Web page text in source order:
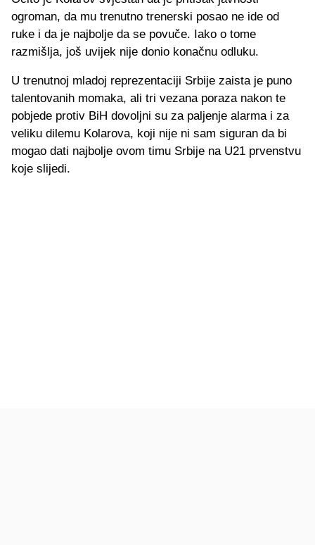
ogroman, da mu trenutno trenerski posao ne ide od
ruke i da je najbolje da se povuče. Iako o tome
razmišlja, još uvijek nije donio konačnu odluku.
U trenutnoj mladoj reprezentaciji Srbije zaista je puno
talentovanih momaka, ali tri vezana poraza nakon te
pobjede protiv BiH dovoljni su za paljenje alarma i za
veliku dilemu Kolarova, koji nije ni sam siguran da bi
mogao dati najbolje ovom timu Srbije na U21 prvenstvu
koje slijedi.